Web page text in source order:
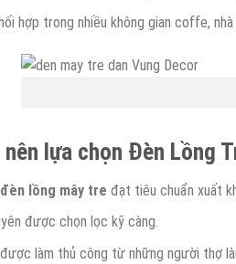
hợp trong nhiều không gian coffe, nhà
lựa chọn Đèn Lồng
đènlồng mây tre đạt tiêu chuẩn xuất
được chọn lọc kỹ càng.
làm thủ công từ những người thợ